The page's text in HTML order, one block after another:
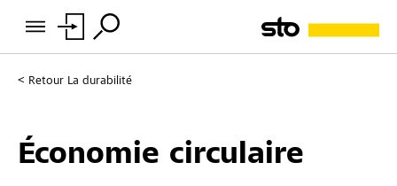
Retour La durabilité
Économie circulaire